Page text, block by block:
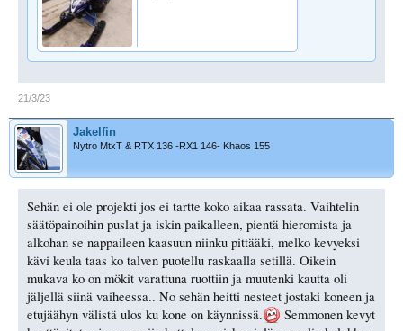
21/3/23
Jakelfin
Nytro MtxT & RTX 136 -RX1 146- Khaos 155
Sehän ei ole projekti jos ei tartte koko aikaa rassata. Vaihtelin
säätöpainoihin puslat ja iskin paikalleen, pientä hieromista ja
alkohan se nappaileen kaasuun niinku pittääki, melko kevyeksi
kävi keula taas ko talven puotellu raskaalla setillä. Oikein
mukava ko on mökit varattuna ruottiin ja muutenki kautta oli
jäljellä siinä vaiheessa.. No sehän heitti nesteet jostaki koneen ja
etujäähyn välistä ulos ku kone on käynnissä.
Semmonen kevyt